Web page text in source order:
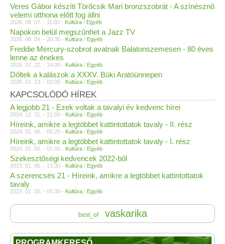
Veres Gábor készíti Törőcsik Mari bronzszobrát - A színésznő
velemi otthona előtt fog állni
2026. 08. 07. - 11:00 - Kultúra / Egyéb
Napokon belül megszűnhet a Jazz TV
2026. 08. 04. - 20:30 - Kultúra / Egyéb
Freddie Mercury-szobrot avatnak Balatonszemesen - 80 éves
lenne az énekes
2026. 07. 22. - 14:00 - Kultúra / Egyéb
Dőltek a kalászok a XXXV. Büki Aratóünnepen
2026. 07. 13. - 02:00 - Kultúra / Egyéb
KAPCSOLÓDÓ HÍREK
A legjobb 21 - Ezek voltak a tavalyi év kedvenc hírei
2024. 12. 31. - 21:00 - Kultúra / Egyéb
Híreink, amikre a legtöbbet kattintottatok tavaly - II. rész
2024. 01. 06. - 00:25 - Kultúra / Egyéb
Híreink, amikre a legtöbbet kattintottatok tavaly - I. rész
2024. 01. 02. - 01:00 - Kultúra / Egyéb
Szekesztőségi kedvencek 2022-ből
2023. 01. 06. - 13:30 - Kultúra / Egyéb
A szerencsés 21 - Híreink, amikre a legtöbbet kattintottatok
tavaly
2023. 01. 05. - 00:30 - Kultúra / Egyéb
best_of vaskarika